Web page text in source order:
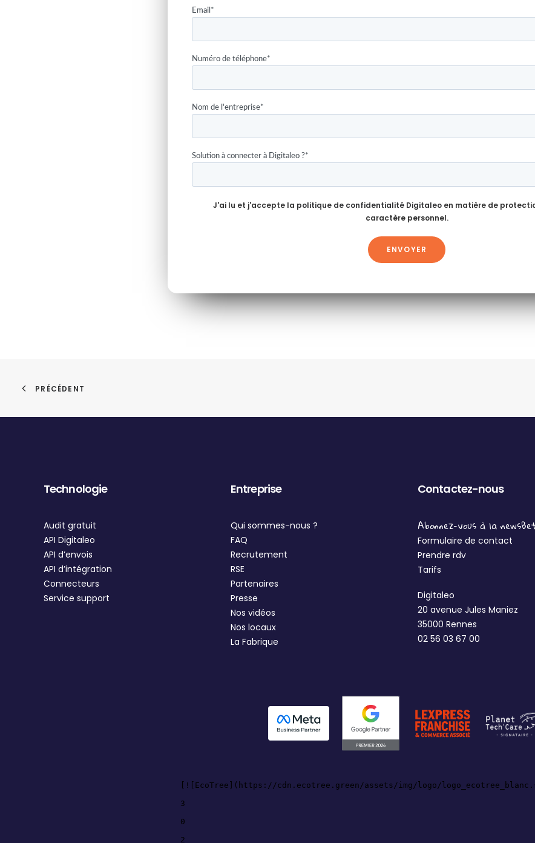
Email *
Numéro de téléphone*
Nom de l'entreprise*
Solution à connecter à Digitaleo ?*
J'ai lu et j'accepte la politique de confidentialité Digitaleoen matière de
caractère personnel.
PRÉCÉDENT
Technologie
Audit gratuit
API Digitaleo
API d’envois
API d’intégration
Connecteurs
Service support
Entreprise
Qui sommes-nous ?
FAQ
Recrutement
RSE
Partenaires
Presse
Nos vidéos
Nos locaux
La Fabrique
Contactez-nous
Abonnez-vous à la
Formulaire de contact
Prendre rdv
Tarifs
Digitaleo
20 avenue Jules Maniez
35000 Rennes
02 56 03 67 00